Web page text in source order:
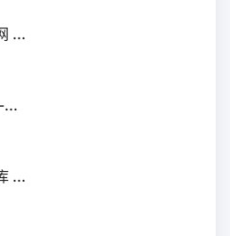
...
...
...